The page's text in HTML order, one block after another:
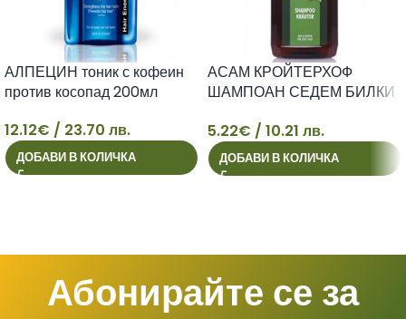
12
АЛПЕЦИН тоник с кофеин
против косопад 200мл
12.12€ / 23.70 лв.
ДОБАВИ В КОЛИЧКА
5
АСАМ КРОЙТЕРХОФ
ШАМПОАН СЕДЕМ БИЛКИ
5.22€ / 10.21 лв.
ДОБАВИ В КОЛИЧКА
Абонирайте се за